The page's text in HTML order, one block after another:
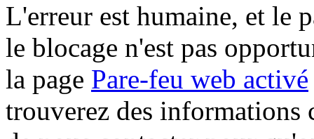
L'erreur est humaine, et le
le blocage n'est pas
la page Pare-feu web activé
trouverez des informations